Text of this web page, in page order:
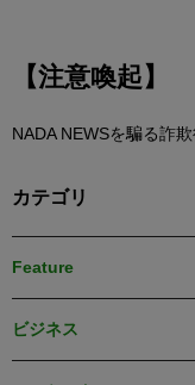
【注意喚起】
NADA NEWSを騙る詐
カテゴリ
Feature
ビジネス